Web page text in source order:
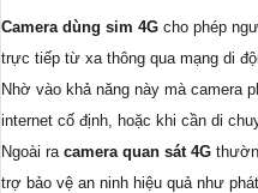
Camera dùng sim 4G cho phép
trực tiếp từ xa thông qua mạng di
Nhờ vào khả năng này mà camera
internet cố định, hoặc khi cần di
Ngoài ra camera quan sát 4G
trợ bảo vệ an ninh hiệu quả như